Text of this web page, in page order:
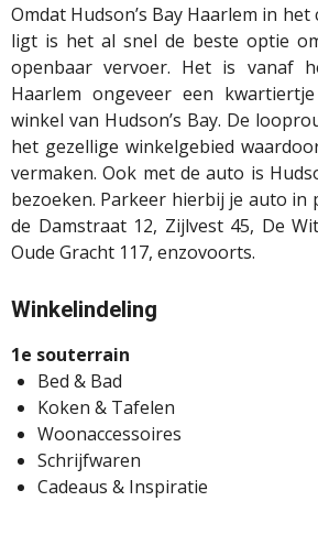
Omdat Hudson’s Bay Haarlem in
ligt is het al snel de beste optie
openbaar vervoer. Het is vanaf
Haarlem ongeveer een
winkel van Hudson’s Bay. De
het gezellige winkelgebied
vermaken. Ook met de auto is
bezoeken. Parkeer hierbij je auto in
de Damstraat 12, Zijlvest 45, De
Oude Gracht 117, enzovoorts.
Winkelindeling
1e souterrain
Bed & Bad
Koken & Tafelen
Woonaccessoires
Schrijfwaren
Cadeaus & Inspiratie